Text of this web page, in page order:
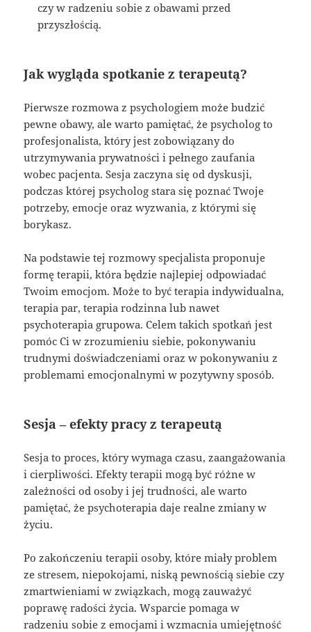
czy w radzeniu sobie z obawami przed
przyszłością.
Jak wygląda spotkanie z terapeutą?
Pierwsze rozmowa z psychologiem może budzić
pewne obawy, ale warto pamiętać, że psycholog to
profesjonalista, który jest zobowiązany do
utrzymywania prywatności i pełnego zaufania
wobec pacjenta. Sesja zaczyna się od dyskusji,
podczas której psycholog stara się poznać Twoje
potrzeby, emocje oraz wyzwania, z którymi się
borykasz.
Na podstawie tej rozmowy specjalista proponuje
formę terapii, która będzie najlepiej odpowiadać
Twoim emocjom. Może to być terapia indywidualna,
terapia par, terapia rodzinna lub nawet
psychoterapia grupowa. Celem takich spotkań jest
pomóc Ci w zrozumieniu siebie, pokonywaniu
trudnymi doświadczeniami oraz w pokonywaniu z
problemami emocjonalnymi w pozytywny sposób.
Sesja – efekty pracy z terapeutą
Sesja to proces, który wymaga czasu, zaangażowania
i cierpliwości. Efekty terapii mogą być różne w
zależności od osoby i jej trudności, ale warto
pamiętać, że psychoterapia daje realne zmiany w
życiu.
Po zakończeniu terapii osoby, które miały problem
ze stresem, niepokojami, niską pewnością siebie czy
zmartwieniami w związkach, mogą zauważyć
poprawę radości życia. Wsparcie pomaga w
radzeniu sobie z emocjami i wzmacnia umiejętność